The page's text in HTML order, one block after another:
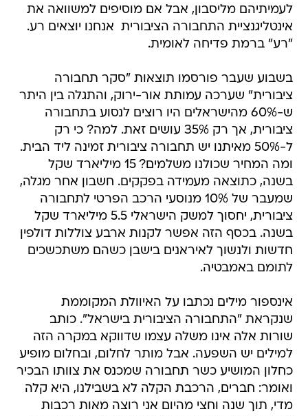
לעמיתיהם מליסבון, אבל אם מוסיפים למשוואה את
אינטליגנציית התחבורה הציבורית  אנחנו יוצאים רע.
"רע" ברמת פדיחה לאומית.
בשבוע שעבר פורסמו תוצאות "סקר תחבורה
ציבורית" שערכה עמותת אור-ירוק, והתגלה בין היתר
ש-60% מהישראלים היו רוצים לנסוע בתחבורה
ציבורית, אך רק 35% עושים זאת. למה? כי רק
ל-50% מאיתנו יש תחבורה ציבורית זמינה ליד הבית.
ומה המחיר שכולנו משלמים? 15 מיליארד שקל
בשנה, כתוצאה מעמידה בפקקים. חשבון אחר מגלה,
שמעבר של 10% מנוסעי הרכב הפרטי לתחבורה
ציבורית, יחסוך למשק הישראלי 5.5 מיליארד שקל
בשנה. בכסף הזה אפשר לקנות ארבע צוללות דולפין
חדשות ולנשוך לאיראנים בישבן כשהם משתכשכים
לתומם באמבטיה.
אינספור מילים נכתבו על האיוולת המקוממת
שנקראת "התחבורה הציבורית בישראל". כותב
שורות אלה אינו משלה עצמו שדווקא במקרה הזה
למילים יש השפעה. אבל מותר לחלום, ובחלום מופיע
כחלון המושיע כשר תחבורה שמכנס את צוותו הבכיר
ואומר: חברים, הרכבת הקלה לא בשבילנו, היא קלה
מדי, תוך שנה וחצי מהיום אני רוצה מאות רכבות